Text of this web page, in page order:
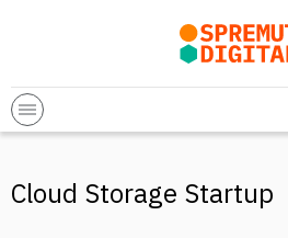
Cloud Storage Startup